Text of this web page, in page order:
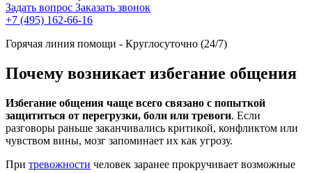
Задать вопрос Заказать звонок
+7 (495) 162-66-16
Горячая линия помощи - Круглосуточно (24/7)
Почему возникает избегание общения
Избегание общения чаще всего связано с попыткой
защититься от перегрузки, боли или тревоги. Если
разговоры раньше заканчивались критикой, конфликтом или
чувством вины, мозг запоминает их как угрозу.
При тревожности человек заранее прокручивает возможные